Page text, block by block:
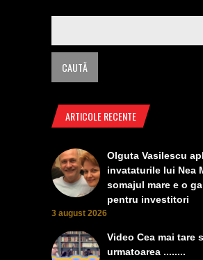
ARTICOLE RECENTE
Olguta Vasilescu
invataturile lui Nea
somajul mare e o
pentru investitori
3 august 2026
Video Cea mai tare
urmatoarea ........